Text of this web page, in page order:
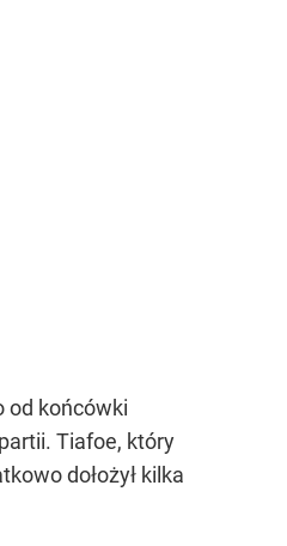
od końcówki
Tiafoe, który
dołożył kilka